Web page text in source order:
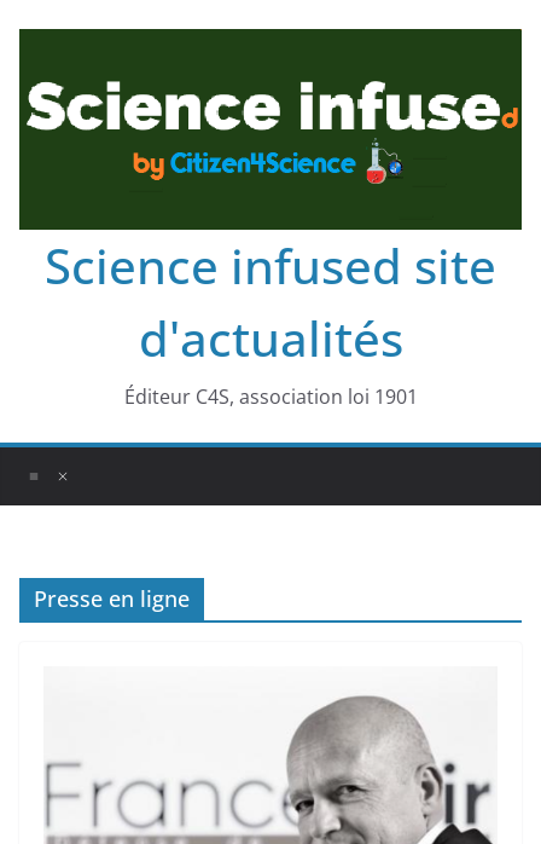
Science infused site
d'actualités
Éditeur C4S, association loi 1901
Presse en ligne